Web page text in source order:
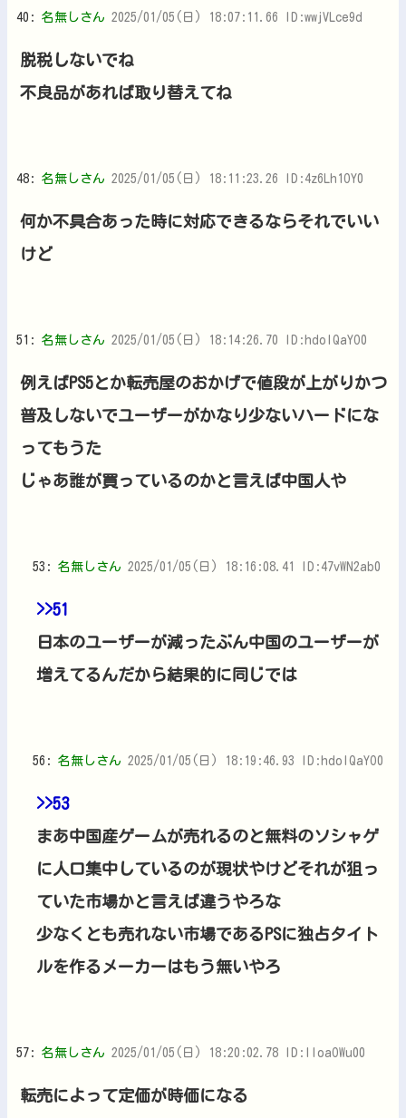
40: 名無しさん 2025/01/05(日) 18:07:11.66 ID:wwjVLce9d
脱税しないでね
不良品があれば取り替えてね
48: 名無しさん 2025/01/05(日) 18:11:23.26 ID:4z6Lh1OY0
何か不具合あった時に対応できるならそれでいい
けど
51: 名無しさん 2025/01/05(日) 18:14:26.70 ID:hdolQaYO0
例えばPS5とか転売屋のおかげで値段が上がりかつ
普及しないでユーザーがかなり少ないハードにな
ってもうた
じゃあ誰が買っているのかと言えば中国人や
53: 名無しさん 2025/01/05(日) 18:16:08.41 ID:47vWN2ab0
>>51
日本のユーザーが減ったぶん中国のユーザーが
増えてるんだから結果的に同じでは
56: 名無しさん 2025/01/05(日) 18:19:46.93 ID:hdolQaYO0
>>53
まあ中国産ゲームが売れるのと無料のソシャゲ
に人口集中しているのが現状やけどそれが狙っ
ていた市場かと言えば違うやろな
少なくとも売れない市場であるPSに独占タイト
ルを作るメーカーはもう無いやろ
57: 名無しさん 2025/01/05(日) 18:20:02.78 ID:IIoaOWu00
転売によって定価が時価になる